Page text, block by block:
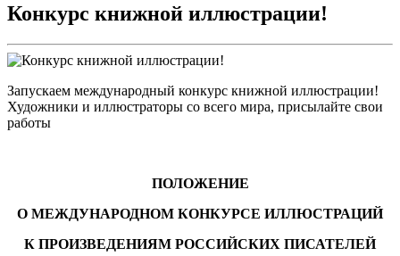
Конкурс книжной иллюстрации!
Запускаем международный конкурс книжной иллюстрации!
Художники и иллюстраторы со всего мира, присылайте свои
работы
ПОЛОЖЕНИЕ
О МЕЖДУНАРОДНОМ КОНКУРСЕ ИЛЛЮСТРАЦИЙ
К ПРОИЗВЕДЕНИЯМ РОССИЙСКИХ ПИСАТЕЛЕЙ